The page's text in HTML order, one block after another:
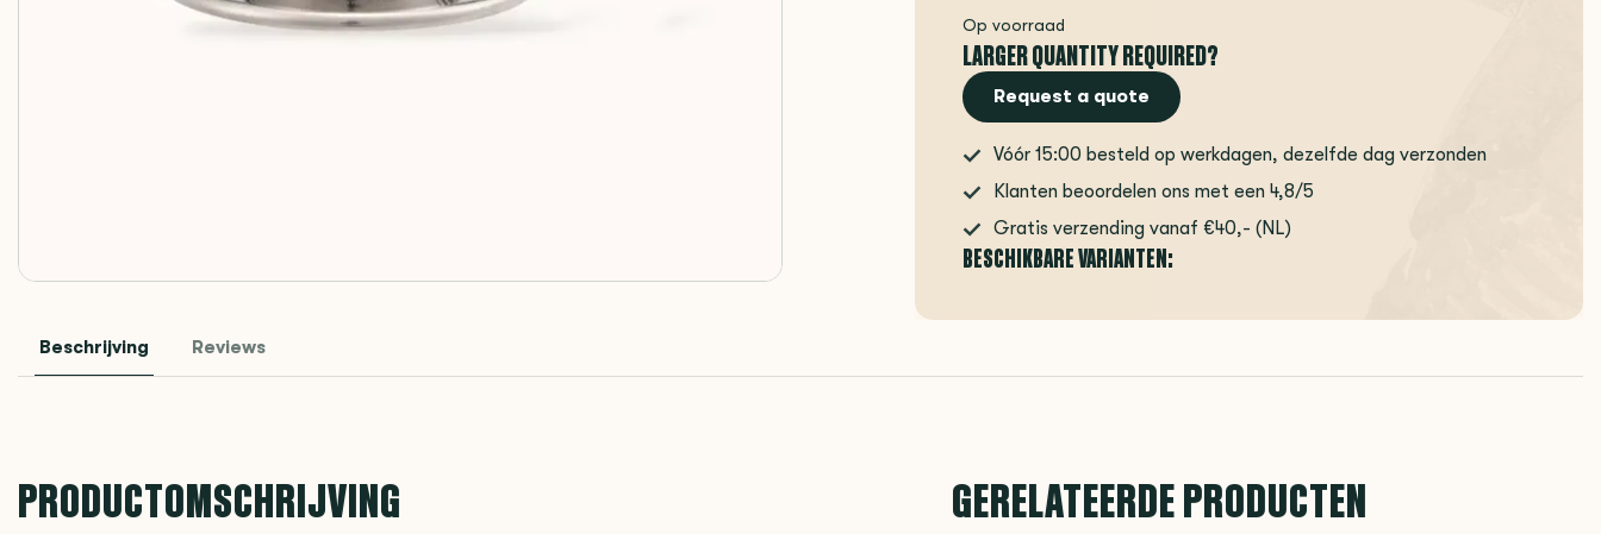
Op voorraad
LARGER QUANTITY REQUIRED?
Request a quote
Vóór 15:00 besteld op werkdagen, dezelfde dag verzonden
Klanten beoordelen ons met een 4,8/5
Gratis verzending vanaf €40,- (NL)
BESCHIKBARE VARIANTEN:
Beschrijving Reviews
PRODUCTOMSCHRIJVING GERELATEERDE PRODUCTEN